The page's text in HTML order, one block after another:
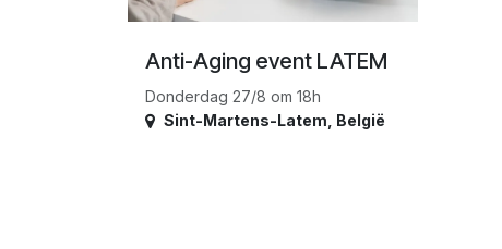
Anti-Aging event LATEM
Donderdag 27/8 om 18h
Sint-Martens-Latem België